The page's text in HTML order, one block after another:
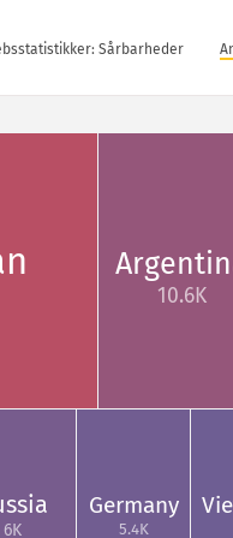
Sårbarheder
10.6K
6K
Germany
5.4K